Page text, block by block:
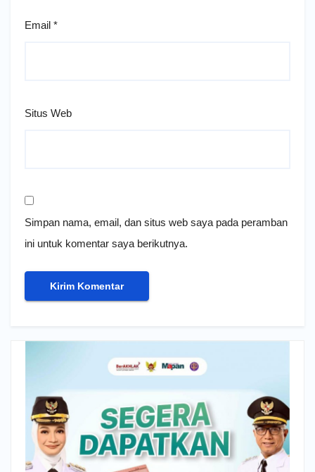
Email *
Situs Web
Simpan nama, email, dan situs web saya pada peramban
ini untuk komentar saya berikutnya.